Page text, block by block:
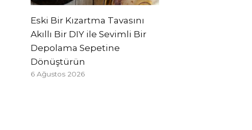
Eski Bir Kızartma Tavasını
Akıllı Bir DIY ile Sevimli Bir
Depolama Sepetine
Dönüştürün
6 Ağustos 2026